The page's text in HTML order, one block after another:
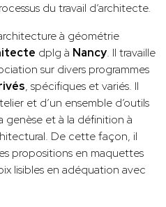
du travail d’architecte.
à géométrie
dplg à Nancy. Il travaille
sur divers programmes
, spécifiques et variés. Il
et d’un ensemble d’outils
genèse et à la définition à
De cette façon, il
propositions en maquettes
lisibles en adéquation avec